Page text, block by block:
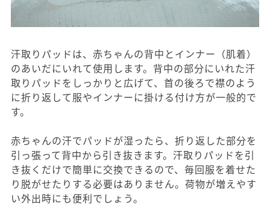
汗取りパッドは、赤ちゃんの背中とインナー（肌着）
のあいだにいれて使用します。背中の部分にいれた汗
取りパッドをしっかりと広げて、首の後ろで襟のよう
に折り返して服やインナーに掛ける付け方が一般的で
す。
赤ちゃんの汗でパッドが湿ったら、折り返した部分を
引っ張って背中から引き抜きます。汗取りパッドを引
き抜くだけで簡単に交換できるので、毎回服を着せた
り脱がせたりする必要はありません。荷物が増えやす
い外出時にも便利でしょう。